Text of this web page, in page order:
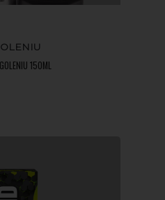
150ML
O MARCE